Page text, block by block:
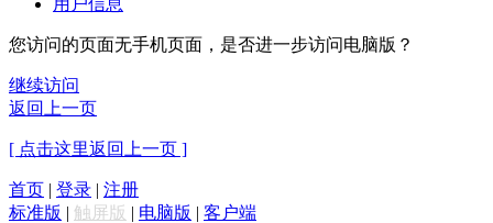
您访问的页面无手机页面，是否进一步访问电脑版？
继续访问
返回上一页
[ 点击这里返回上一页 ]
首页 | 登录 | 注册
标准版 | 触屏版 | 电脑版 | 客户端